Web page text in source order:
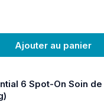
Ajouter au panier
6 Spot-On Soin